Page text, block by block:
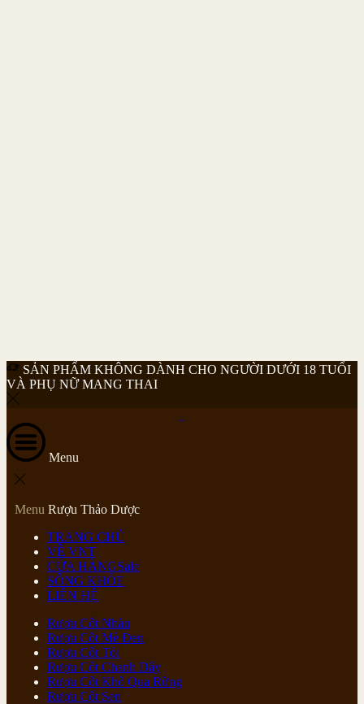
SẢN PHẨM KHÔNG DÀNH CHO NGƯỜI DƯỚI 18 TUỔI
VÀ PHỤ NỮ MANG THAI
Menu
Menu Rượu Thảo Dược
TRANG CHỦ
VỀ VNT
CỬA HÀNGSale
SỐNG KHỎE
LIÊN HỆ
Rượu Cốt Nhàu
Rượu Cốt Mè Đen
Rượu Cốt Tỏi
Rượu Cốt Chanh Dây
Rượu Cốt Khổ Qua Rừng
Rượu Cốt Sen